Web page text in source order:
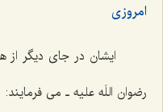
امروزی
ایشان در جای دیگر از
رضوان اللَه علیه ـ می فرمایند: